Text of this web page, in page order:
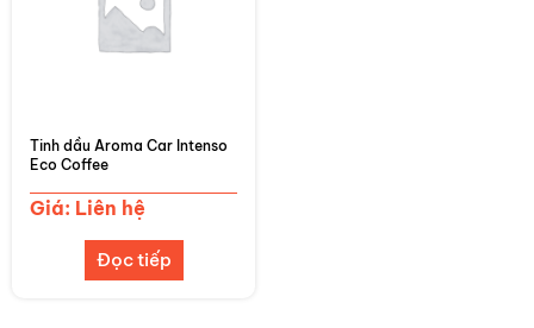
Tinh dầu Aroma Car Intenso
Eco Coffee
Giá: Liên hệ
Đọc tiếp